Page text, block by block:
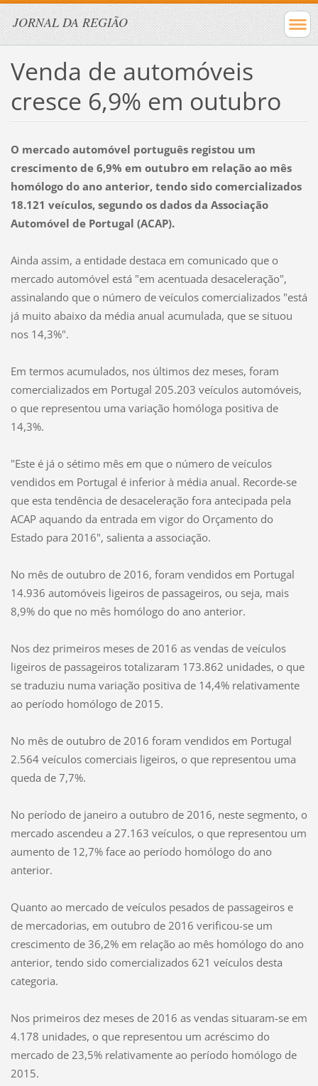
JORNAL DA REGIÃO
Venda de automóveis
cresce 6,9% em outubro
O mercado automóvel português registou um
crescimento de 6,9% em outubro em relação ao mês
homólogo do ano anterior, tendo sido comercializados
18.121 veículos, segundo os dados da Associação
Automóvel de Portugal (ACAP).
Ainda assim, a entidade destaca em comunicado que o
mercado automóvel está "em acentuada desaceleração",
assinalando que o número de veículos comercializados "está
já muito abaixo da média anual acumulada, que se situou
nos 14,3%".
Em termos acumulados, nos últimos dez meses, foram
comercializados em Portugal 205.203 veículos automóveis,
o que representou uma variação homóloga positiva de
14,3%.
"Este é já o sétimo mês em que o número de veículos
vendidos em Portugal é inferior à média anual. Recorde-se
que esta tendência de desaceleração fora antecipada pela
ACAP aquando da entrada em vigor do Orçamento do
Estado para 2016", salienta a associação.
No mês de outubro de 2016, foram vendidos em Portugal
14.936 automóveis ligeiros de passageiros, ou seja, mais
8,9% do que no mês homólogo do ano anterior.
Nos dez primeiros meses de 2016 as vendas de veículos
ligeiros de passageiros totalizaram 173.862 unidades, o que
se traduziu numa variação positiva de 14,4% relativamente
ao período homólogo de 2015.
No mês de outubro de 2016 foram vendidos em Portugal
2.564 veículos comerciais ligeiros, o que representou uma
queda de 7,7%.
No período de janeiro a outubro de 2016, neste segmento, o
mercado ascendeu a 27.163 veículos, o que representou um
aumento de 12,7% face ao período homólogo do ano
anterior.
Quanto ao mercado de veículos pesados de passageiros e
de mercadorias, em outubro de 2016 verificou-se um
crescimento de 36,2% em relação ao mês homólogo do ano
anterior, tendo sido comercializados 621 veículos desta
categoria.
Nos primeiros dez meses de 2016 as vendas situaram-se em
4.178 unidades, o que representou um acréscimo do
mercado de 23,5% relativamente ao período homólogo de
2015.